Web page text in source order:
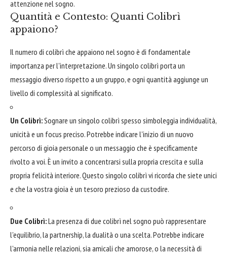
attenzione nel sogno.
Quantità e Contesto: Quanti Colibrì
appaiono?
Il numero di colibrì che appaiono nel sogno è di fondamentale
importanza per l'interpretazione. Un singolo colibrì porta un
messaggio diverso rispetto a un gruppo, e ogni quantità aggiunge un
livello di complessità al significato.
Un Colibrì:Sognare un singolo colibrì spesso simboleggia individualità,
unicità e un focus preciso. Potrebbe indicare l'inizio di un nuovo
percorso di gioia personale o un messaggio che è specificamente
rivolto a voi. È un invito a concentrarsi sulla propria crescita e sulla
propria felicità interiore. Questo singolo colibrì vi ricorda che siete unici
e che la vostra gioia è un tesoro prezioso da custodire.
Due Colibrì:La presenza di due colibrì nel sogno può rappresentare
l'equilibrio, la partnership, la dualità o una scelta. Potrebbe indicare
l'armonia nelle relazioni, sia amicali che amorose, o la necessità di